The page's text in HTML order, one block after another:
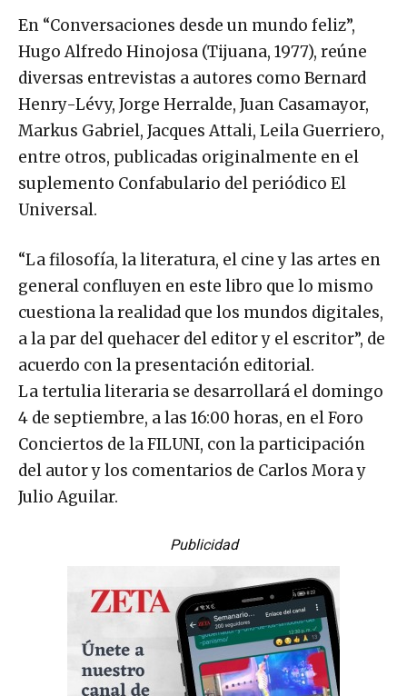
En “Conversaciones desde un mundo feliz”,
Hugo Alfredo Hinojosa (Tijuana, 1977), reúne
diversas entrevistas a autores como Bernard
Henry-Lévy, Jorge Herralde, Juan Casamayor,
Markus Gabriel, Jacques Attali, Leila Guerriero,
entre otros, publicadas originalmente en el
suplemento Confabulario del periódico El
Universal.
“La filosofía, la literatura, el cine y las artes en
general confluyen en este libro que lo mismo
cuestiona la realidad que los mundos digitales,
a la par del quehacer del editor y el escritor”, de
acuerdo con la presentación editorial.
La tertulia literaria se desarrollará el domingo
4 de septiembre, a las 16:00 horas, en el Foro
Conciertos de la FILUNI, con la participación
del autor y los comentarios de Carlos Mora y
Julio Aguilar.
Publicidad